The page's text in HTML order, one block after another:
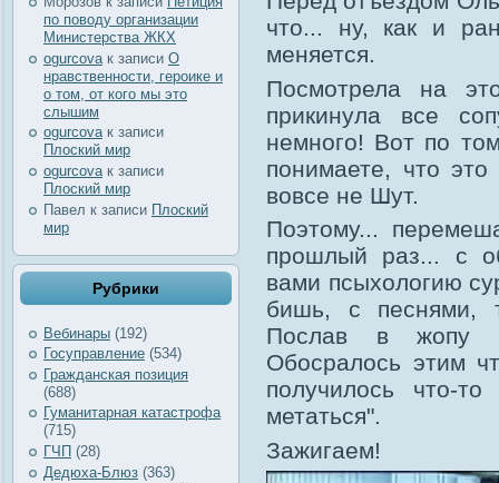
по поводу организации
Министерства ЖКХ
ogurcova к записи О
нравственности, героике и
о том, от кого мы это
слышим
ogurcovaк записи
Плоский мир
ogurcova к записи
Плоский мир
Павел к записи Плоский
мир
Рубрики
Вебинары (192)
Госуправление (534)
Гражданская позиция
(688)
Гуманитарная катастрофа
(715)
ГЧП (28)
Дедюха-Блюз (363)
что... ну, как и
меняется.
Посмотрела на
прикинула все
немного! Вот по
понимаете, что
вовсе не Шут.
Поэтому...
прошлый раз... с
вами псыхологию
бишь, с песнями,
Послав в жопу
Обосралось этим
получилось что-
метаться".
Зажигаем!